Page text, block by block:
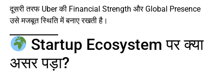
दूसरी तरफ Uber की Financial Strength और Global Presence
उसे मजबूत स्थिति में बनाए रखती है।
Startup Ecosystem पर क्या
असर पड़ा?